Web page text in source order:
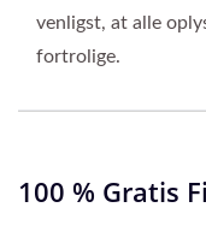
venligst, at alle
fortrolige.
100 % Gratis